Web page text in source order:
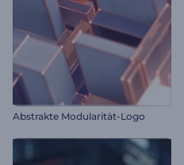
Abstrakte Modularität-Logo